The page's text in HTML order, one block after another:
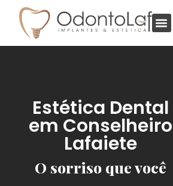
Estética Dental
em Conselheiro
Lafaiete
O sorriso que você